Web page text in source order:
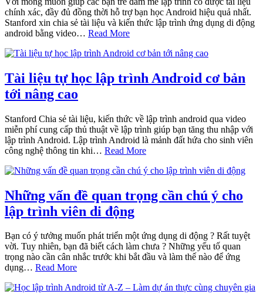
chính xác, đầy đủ đồng thời hỗ trợ bạn học Android hiệu quả nhất.
Stanford xin chia sẻ tài liệu và kiến thức lập trình ứng dụng di động
android bằng video… Read More
Tài liệu tự học lập trình Android cơ bản
tới nâng cao
Stanford Chia sẻ tài liệu, kiến thức về lập trình android qua video
miễn phí cung cấp thủ thuật về lập trình giúp bạn tăng thu nhập với
lập trình Android. Lập trình Android là mảnh đất hứa cho sinh viên
công nghệ thông tin khi… Read More
Những vấn đề quan trọng cần chú ý cho
lập trình viên di động
Bạn có ý tưởng muốn phát triển một ứng dụng di động ? Rất tuyệt
vời. Tuy nhiên, bạn đã biết cách làm chưa ? Những yếu tố quan
trọng nào cần cân nhắc trước khi bắt đầu và làm thế nào để ứng
dụng… Read More